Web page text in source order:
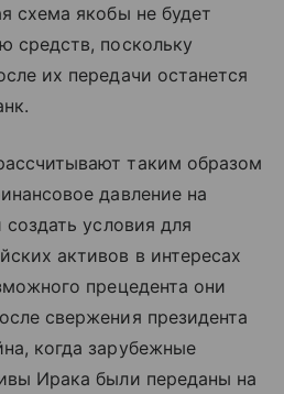
схема якобы не будет
средств, поскольку
их передачи останется
таким образом
давление на
условия для
активов в интересах
прецедента они
свержения президента
когда зарубежные
Ирака были переданы на